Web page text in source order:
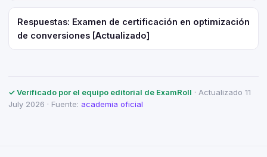
Respuestas: Examen de certificación en optimización
de conversiones [Actualizado]
✓ Verificado por el equipo editorial de ExamRoll · Actualizado 11
July 2026 · Fuente: academia oficial